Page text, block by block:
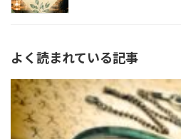
よく読まれている記事